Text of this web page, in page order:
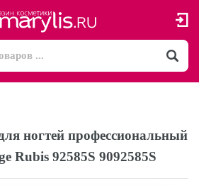
ногтей профессиональный
Rubis 92585S 9092585S